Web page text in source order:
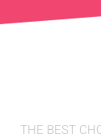
THE BEST